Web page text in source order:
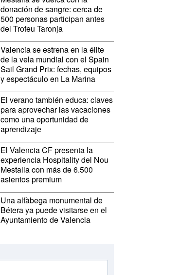
donación de sangre: cerca de
500 personas participan antes
del Trofeu Taronja
Valencia se estrena en la élite
de la vela mundial con el Spain
Sail Grand Prix: fechas, equipos
y espectáculo en La Marina
El verano también educa: claves
para aprovechar las vacaciones
como una oportunidad de
aprendizaje
El Valencia CF presenta la
experiencia Hospitality del Nou
Mestalla con más de 6.500
asientos premium
Una alfàbega monumental de
Bétera ya puede visitarse en el
Ayuntamiento de Valencia